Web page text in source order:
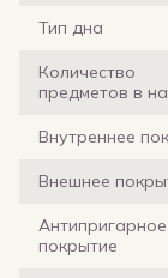
Тип дна
Количество
предметов в
Внутреннее
Внешнее
Антипригарное
покрытие